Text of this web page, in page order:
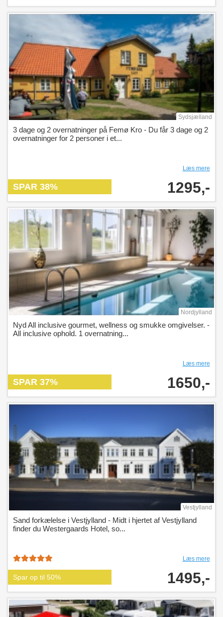
Sydsjælland
3 dage og 2 overnatninger på Femø Kro - Du får 3 dage og 2
overnatninger for 2 personer i et...
Læs mere
SPAR 38% 1295,-
Nordjylland
Nyd All inclusive gourmet, wellness og smukke omgivelser. -
All inclusive ophold. 1 overnatning...
Læs mere
SPAR 37% 1650,-
Vestjylland
Sand forkælelse i Vestjylland - Midt i hjertet af Vestjylland
finder du Westergaards Hotel, so...
Læs mere
Spar op til 50% 1495,-